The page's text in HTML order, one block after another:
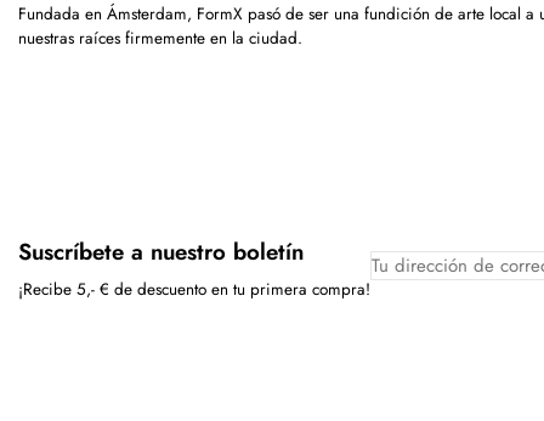
Fundada en Ámsterdam, FormX pasó de ser una fundición de arte local
nuestras raíces firmemente en la ciudad.
Suscríbete a nuestro boletín
¡Recibe 5,- € de descuento en tu primera compra!